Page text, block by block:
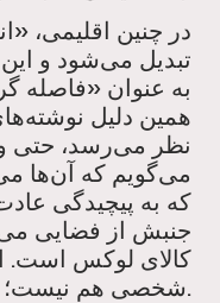
در چنین اقلیمی،
به عنوان «فاصله
همین دلیل
نظر می‌رسد، حتی
می‌گویم که آن‌ها
که به پیچیدگی
جنبش از فضایی
کالای لوکس است.
شخصی هم نیست؛ ساختاری است.